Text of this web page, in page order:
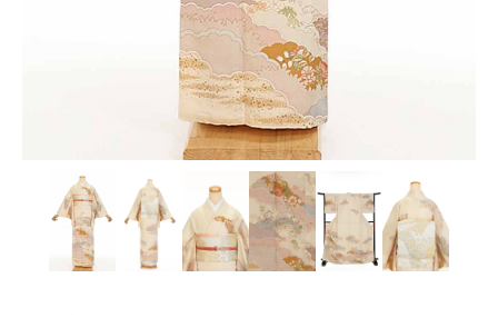
着物の種類から探す
プラン・料金
訪問着の商品一覧へ